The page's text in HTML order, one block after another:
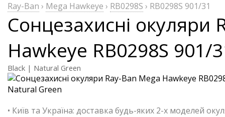
Ray-Ban › Mega Hawkeye › RB0298S › RB0298S 901/31
Сонцезахисні окуляри
Hawkeye RB0298S 901/
Black | Natural Green
• Київ та Україна: доставка будь-яких 2-х моделей